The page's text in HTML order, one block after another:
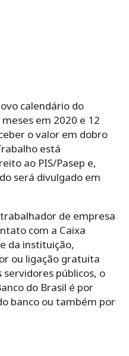
calendário do
em 2020 e 12
o valor em dobro
está
ao PIS/Pasep e,
será divulgado em
de empresa
com a Caixa
da instituição,
ou ligação gratuita
servidores públicos, o
do Brasil é por
banco ou também por